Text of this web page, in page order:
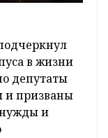
в жизни
депутаты
и призваны
нужды и